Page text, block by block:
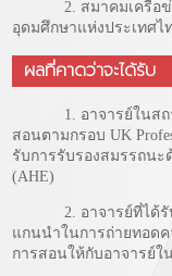
2. สมาคมเครือข่าย
อุดมศึกษาแห่งประเทศไ
ผลที่คาดว่าจะได้รับ
1. อาจารย์ในสถาบั
สอนตามกรอบ UK
รับการรับรองสมรรถนะ
(AHE)
2. อาจารย์ที่ได้รับก
แกนนำในการถ่ายทอด
การสอนให้กับอาจารย์